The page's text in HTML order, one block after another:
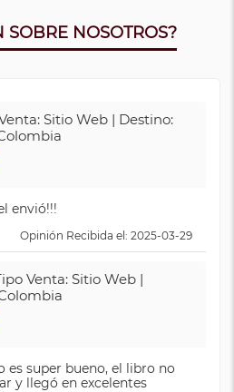
SOBRE NOSOTROS?
Sitio Web | Destino:
envió!!!
Opinión Recibida el: 2025-03-29
Venta: Sitio Web |
es super bueno, el libro no
y llegó en excelentes